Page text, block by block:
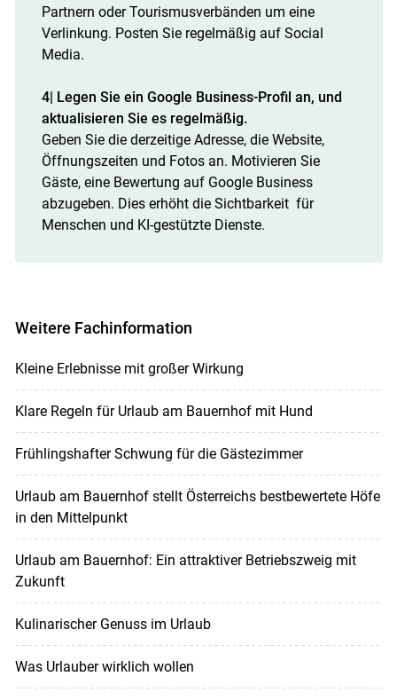
Partnern oder Tourismusverbänden um eine
Verlinkung. Posten Sie regelmäßig auf Social
Media.
4| Legen Sie ein Google Business-Profil an, und
aktualisieren Sie es regelmäßig.
Geben Sie die derzeitige Adresse, die Website,
Öffnungszeiten und Fotos an. Motivieren Sie
Gäste, eine Bewertung auf Google Business
abzugeben. Dies erhöht die Sichtbarkeit für
Menschen und KI-gestützte Dienste.
Weitere Fachinformation
Kleine Erlebnisse mit großer Wirkung
Klare Regeln für Urlaub am Bauernhof mit Hund
Frühlingshafter Schwung für die Gästezimmer
Urlaub am Bauernhof stellt Österreichs bestbewertete Höfe
in den Mittelpunkt
Urlaub am Bauernhof: Ein attraktiver Betriebszweig mit
Zukunft
Kulinarischer Genuss im Urlaub
Was Urlauber wirklich wollen